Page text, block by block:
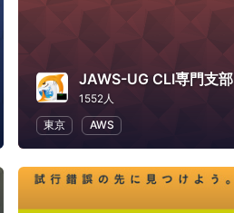
JAWS-UG CLI専門支部
1552人
東京
AWS